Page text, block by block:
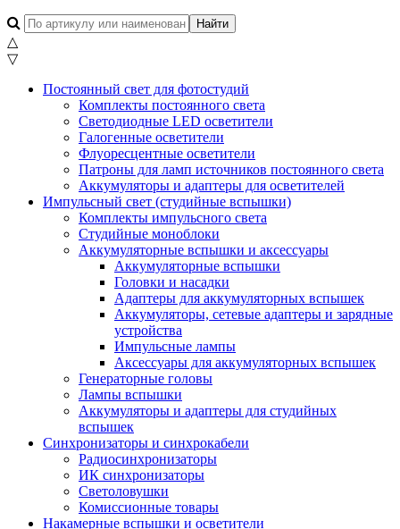
△
▽
Постоянный свет для фотостудий
Комплекты постоянного света
Светодиодные LED осветители
Галогенные осветители
Флуоресцентные осветители
Патроны для ламп источников постоянного света
Аккумуляторы и адаптеры для осветителей
Импульсный свет (студийные вспышки)
Комплекты импульсного света
Студийные моноблоки
Аккумуляторные вспышки и аксессуары
Аккумуляторные вспышки
Головки и насадки
Адаптеры для аккумуляторных вспышек
Аккумуляторы, сетевые адаптеры и зарядные
устройства
Импульсные лампы
Аксессуары для аккумуляторных вспышек
Генераторные головы
Лампы вспышки
Аккумуляторы и адаптеры для студийных
вспышек
Синхронизаторы и синхрокабели
Радиосинхронизаторы
ИК синхронизаторы
Светоловушки
Комиссионные товары
Накамерные вспышки и осветители